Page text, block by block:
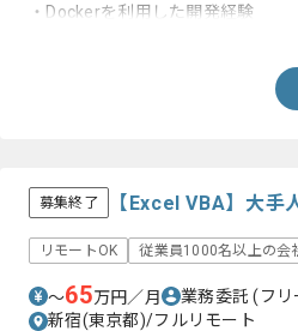
・Dockerを利用した開発経験
募集終了 【Excel VBA】大
リモートOK 従業員1000名以上の会
〜65万円／月 業務委託(フリ
新宿(東京都)/フルリモート